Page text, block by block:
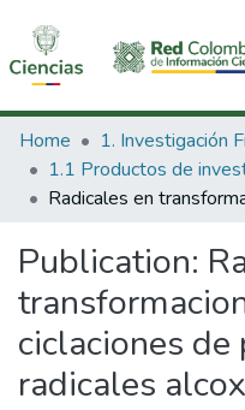
Communities & Collections
All of DSpace
Home
Publication:
ciclaciones
radicales